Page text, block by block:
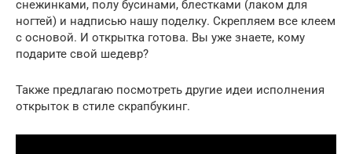
снежинками, полу бусинами, блестками (лаком для
ногтей) и надписью нашу поделку. Скрепляем все клеем
с основой. И открытка готова. Вы уже знаете, кому
подарите свой шедевр?
Также предлагаю посмотреть другие идеи исполнения
открыток в стиле скрапбукинг.